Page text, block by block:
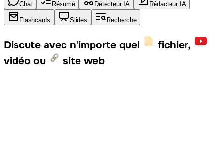
Chat Résumé Détecteur IA Rédacteur IA
Flashcards Slides Recherche
Discute avec n'importe quel
fichier,
vidéo ou
site web